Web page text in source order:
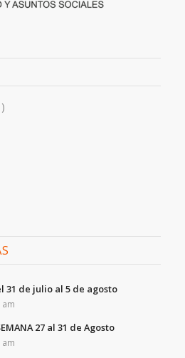
31 de julio al 5 de agosto
am
27 al 31 de Agosto
am